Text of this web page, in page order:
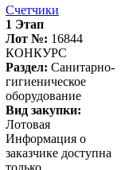
Счетчики
1 Этап
Лот №: 16844
КОНКУРС
Раздел: Санитарно-
гигиеническое
оборудование
Вид закупки:
Лотовая
Информация о
заказчике доступна
только